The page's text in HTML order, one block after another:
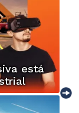
está